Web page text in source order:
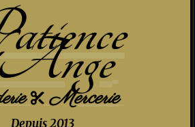
 Mercerie
Depuis 2013